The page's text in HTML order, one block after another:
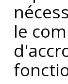
le